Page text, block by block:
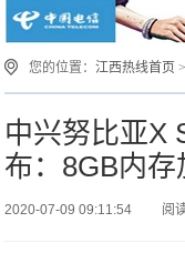
您的位置：江西热线首页
中兴努比亚X
布：8GB内
2020-07-09 09:11:54 阅